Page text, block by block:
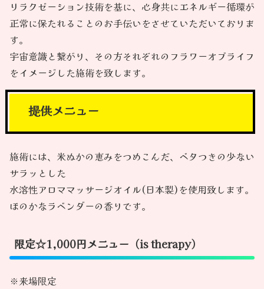
リラクゼーション技術を基に、心身共にエネルギー循環が
正常に保たれることのお手伝いをさせていただいておりま
す。
宇宙意識と繋がり、その方それぞれのフラワーオブライフ
をイメージした施術を致します。
提供メニュー
施術には、米ぬかの恵みをつめこんだ、ベタつきの少ない
サラッとした
水溶性アロママッサージオイル(日本製)を使用致します。
ほのかなラベンダーの香りです。
限定☆1,000円メニュー（is therapy）
※来場限定